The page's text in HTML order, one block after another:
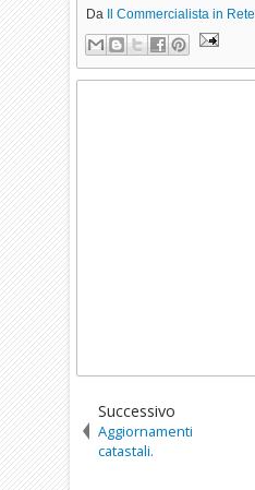
Da Il Commercialista in Rete
Successivo
Aggiornamenti
catastali.